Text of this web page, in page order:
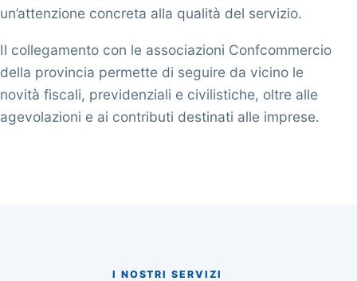
un’attenzione concreta alla qualità del servizio.
Il collegamento con le associazioni Confcommercio
della provincia permette di seguire da vicino le
novità fiscali, previdenziali e civilistiche, oltre alle
agevolazioni e ai contributi destinati alle imprese.
I NOSTRI SERVIZI